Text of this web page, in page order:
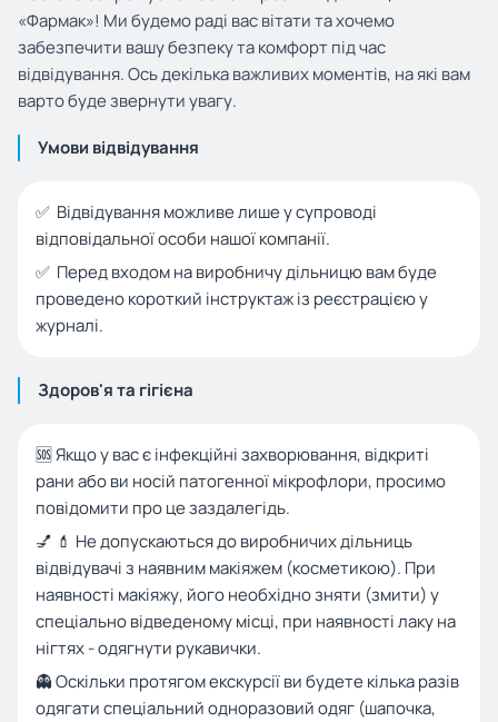
«Фармак»! Ми будемо раді вас вітати та хочемо
забезпечити вашу безпеку та комфорт під час
відвідування. Ось декілька важливих моментів, на які вам
варто буде звернути увагу.
Умови відвідування
✅ Відвідування можливе лише у супроводі
відповідальної особи нашої компанії.
✅ Перед входом на виробничу дільницю вам буде
проведено короткий інструктаж із реєстрацією у
журналі.
Здоров'я та гігієна
🆘 Якщо у вас є інфекційні захворювання, відкриті
рани або ви носій патогенної мікрофлори, просимо
повідомити про це заздалегідь.
💅 💄 Не допускаються до виробничих дільниць
відвідувачі з наявним макіяжем (косметикою). При
наявності макіяжу, його необхідно зняти (змити) у
спеціально відведеному місці, при наявності лаку на
нігтях - одягнути рукавички.
👻 Оскільки протягом екскурсії ви будете кілька разів
одягати спеціальний одноразовий одяг (шапочка,